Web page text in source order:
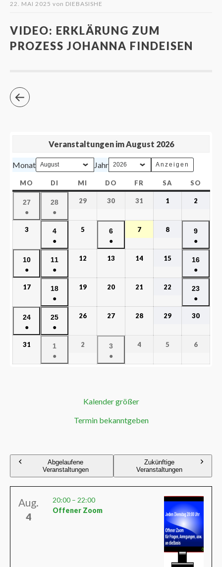
22. MAI 2025 von DIEBASISHE
VIDEO: ERKLÄRUNG ZUM
PROZESS JOHANNA FINDEISEN
Veranstaltungen im August 2026
Monat Jahr
MO DI MI DO FR SA SO
27
●
28
●
29 30 31 1 2
3
4
●
5
6
●
7 8
9
●
10
●
11
●
12 13 14 15
16
●
17
18
●
19 20 21 22
23
●
24
●
25
●
26 27 28 29 30
31
1
●
2
3
●
4 5 6
Kalender größer
Termin bekanntgeben
Abgelaufene
Veranstaltungen
Zukünftige
Veranstaltungen
Aug.
4
20:00 – 22:00
Offener Zoom